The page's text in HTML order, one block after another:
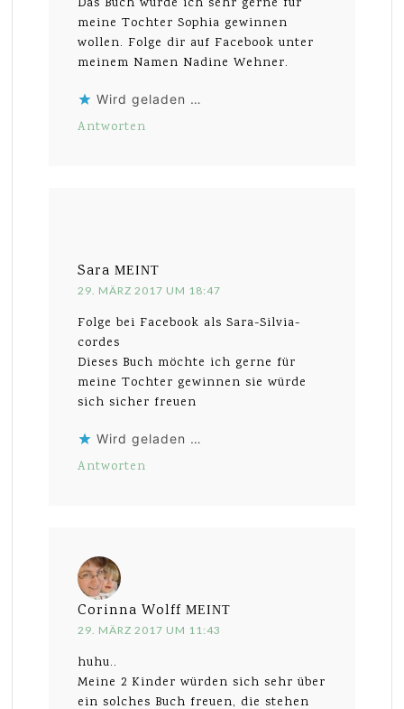
Das Buch würde ich sehr gerne für
meine Tochter Sophia gewinnen
wollen. Folge dir auf Facebook unter
meinem Namen Nadine Wehner.
Wird geladen …
Antworten
Sara MEINT
29. MÄRZ 2017 UM 18:47
Folge bei Facebook als Sara-Silvia-
cordes
Dieses Buch möchte ich gerne für
meine Tochter gewinnen sie würde
sich sicher freuen
Wird geladen …
Antworten
Corinna Wolff MEINT
29. MÄRZ 2017 UM 11:43
huhu..
Meine 2 Kinder würden sich sehr über
ein solches Buch freuen, die stehen